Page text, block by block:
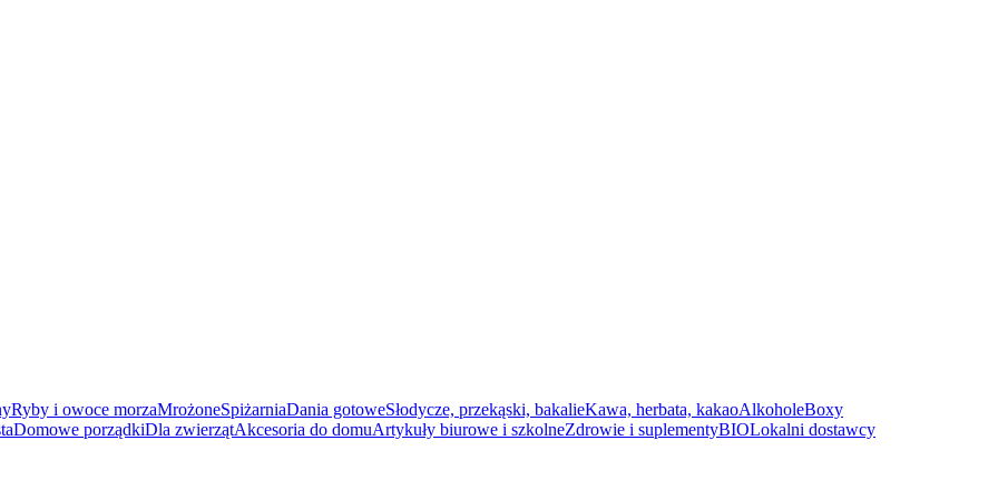
Ryby i owoce morzaMrożoneSpiżarniaDania gotoweSłodycze, przekąski, bakalieKawa, herbata, kakaoAlkoholeBoxy
Domowe porządkiDla zwierzątAkcesoria do domuArtykuły biurowe i szkolneZdrowie i suplementyBIOLokalni dostawcy